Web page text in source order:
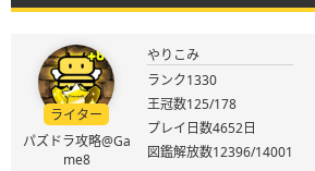
ライター
パズドラ攻略@Ga
me8
やりこみ
ランク1330
王冠数125/178
プレイ日数4652日
図鑑解放数12396/14001